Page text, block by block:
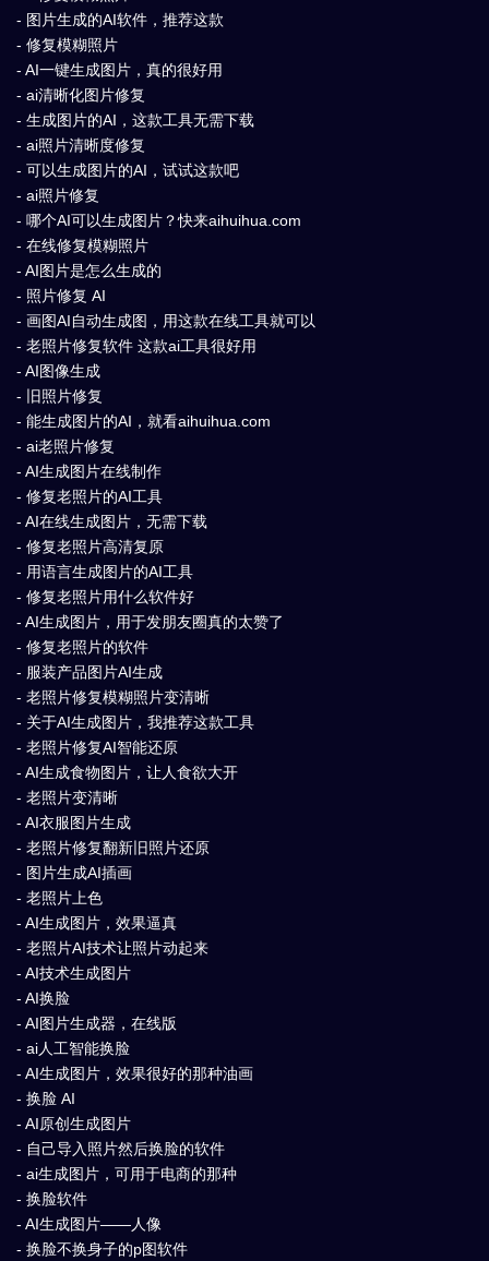
- 图片生成的AI软件，推荐这款
- 修复模糊照片
- AI一键生成图片，真的很好用
- ai清晰化图片修复
- 生成图片的AI，这款工具无需下载
- ai照片清晰度修复
- 可以生成图片的AI，试试这款吧
- ai照片修复
- 哪个AI可以生成图片？快来aihuihua.com
- 在线修复模糊照片
- AI图片是怎么生成的
- 照片修复 AI
- 画图AI自动生成图，用这款在线工具就可以
- 老照片修复软件 这款ai工具很好用
- AI图像生成
- 旧照片修复
- 能生成图片的AI，就看aihuihua.com
- ai老照片修复
- AI生成图片在线制作
- 修复老照片的AI工具
- AI在线生成图片，无需下载
- 修复老照片高清复原
- 用语言生成图片的AI工具
- 修复老照片用什么软件好
- AI生成图片，用于发朋友圈真的太赞了
- 修复老照片的软件
- 服装产品图片AI生成
- 老照片修复模糊照片变清晰
- 关于AI生成图片，我推荐这款工具
- 老照片修复AI智能还原
- AI生成食物图片，让人食欲大开
- 老照片变清晰
- AI衣服图片生成
- 老照片修复翻新旧照片还原
- 图片生成AI插画
- 老照片上色
- AI生成图片，效果逼真
- 老照片AI技术让照片动起来
- AI技术生成图片
- AI换脸
- AI图片生成器，在线版
- ai人工智能换脸
- AI生成图片，效果很好的那种油画
- 换脸 AI
- AI原创生成图片
- 自己导入照片然后换脸的软件
- ai生成图片，可用于电商的那种
- 换脸软件
- AI生成图片——人像
- 换脸不换身子的p图软件